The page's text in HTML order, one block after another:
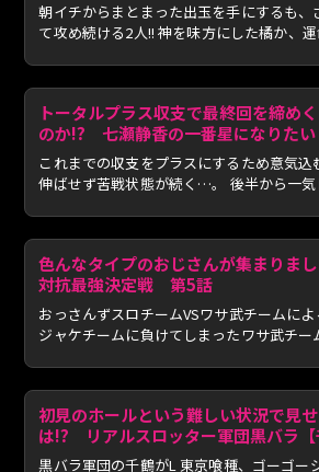
朝イチからまとまった出玉を手にするも、
て攻め続ける2人!! 神を味方にした橘か、
トータルプラス収支で最終回を締め
のか!? 七瀬静香の一番星になりた
地を探して 2nd Season 第18話 後
これまでの収支をプラスにするため意気込
伸ばせず苦戦状態が続く…。 後半から一
色んなタイプのおじさんが集まりま
対抗最強決定戦 第5話
おっさんずスロチームVSワサ武チームに
ジャケチームに負けてしまったワサ武チー
初見のホールという難しい状況で見
は!? リアルスロッター軍団黒バラ
黒バラ軍団の千鶴がL 東京喰種、ゴーゴー